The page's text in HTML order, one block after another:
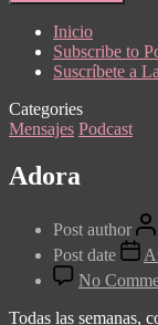
Inicio
Subscribe to
Suscríbete a
Categories
Mensajes Podcast
Adora
Post author
Post date
No
Todas las semanas,